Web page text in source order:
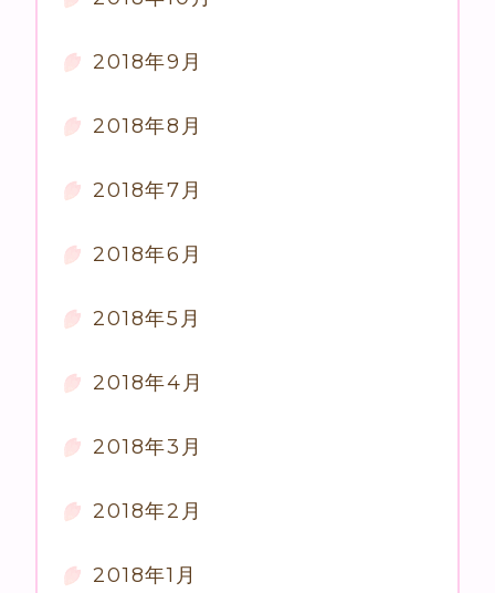
2018年9月
2018年8月
2018年7月
2018年6月
2018年5月
2018年4月
2018年3月
2018年2月
2018年1月